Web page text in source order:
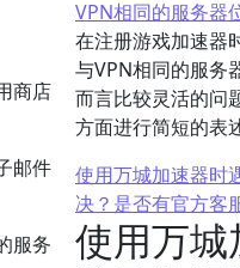
商店
邮件
服务
VPN相同的服务器
在注册游戏加速器
与VPN相同的服务
而言比较灵活的问
方面进行简短的表述
使用万城加速器时
决？是否有官方客
使用万